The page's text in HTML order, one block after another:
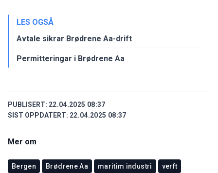
LES OGSÅ
Avtale sikrar Brødrene Aa-drift
Permitteringar i Brødrene Aa
PUBLISERT: 22.04.2025 08:37
SIST OPPDATERT: 22.04.2025 08:37
Mer om
Bergen Brødrene Aa maritim industri verft